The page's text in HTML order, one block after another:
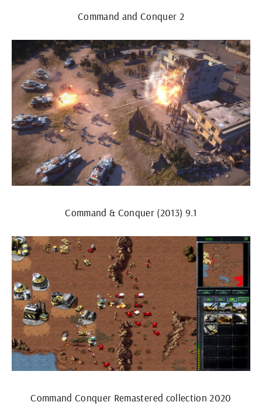
Command and Conquer 2
Command & Conquer (2013) 9.1
Command Conquer Remastered collection 2020